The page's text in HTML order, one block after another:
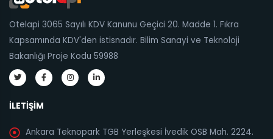
Otelapi 3065 Sayılı KDV Kanunu Geçici 20. Madde 1. Fıkra
Kapsamında KDV'den istisnadır. Bilim Sanayi ve Teknoloji
Bakanlığı Proje Kodu 59988
İLETIŞIM
Ankara Teknopark TGB Yerleşkesi İvedik OSB Mah. 2224.